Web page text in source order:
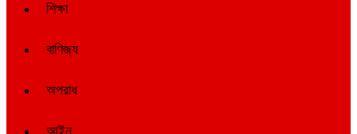
শিক্ষা
বাণিজ্য
অপরাধ
আইন